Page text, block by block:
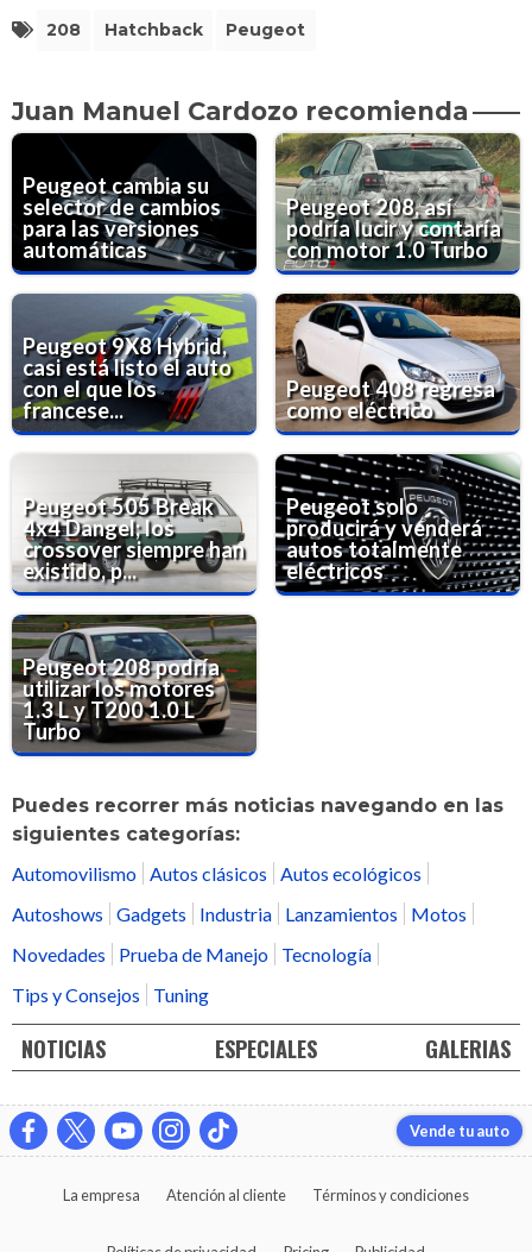
208 Hatchback Peugeot
Juan Manuel Cardozo recomienda
Peugeot cambia su
selector de cambios
para las versiones
automáticas
Peugeot 208, así
podría lucir y contaría
con motor 1.0 Turbo
Peugeot 9X8 Hybrid,
casi está listo el auto
con el que los
francese...
Peugeot 408 regresa
como eléctrico
Peugeot 505 Break
4x4 Dangel; los
crossover siempre han
existido, p...
Peugeot solo
producirá y venderá
autos totalmente
eléctricos
Peugeot 208 podría
utilizar los motores
1.3 L y T200 1.0 L
Turbo
Puedes recorrer más noticias navegando en las
siguientes categorías:
Automovilismo Autos clásicos
Autos ecológicos
Autoshows
Gadgets Industria Lanzamientos
Motos
Novedades
Prueba de Manejo
Tecnología
Tips y Consejos
Tuning
NOTICIAS ESPECIALES GALERIAS
Vende tu auto
La empresa Atención al cliente Términos y condiciones